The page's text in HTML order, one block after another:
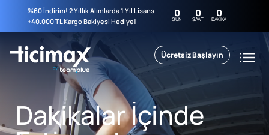
%60 İndirim! 2 Yıllık Alımlarda 1 Yıl Lisans
+40.000 TL Kargo Bakiyesi Hediye!
0
GÜN 0
SAAT 0
DAKIKA
Ücretsiz Başlayın
Dakikalar İçinde